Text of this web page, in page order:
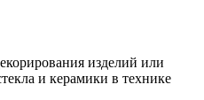
изделий или
и керамики в технике